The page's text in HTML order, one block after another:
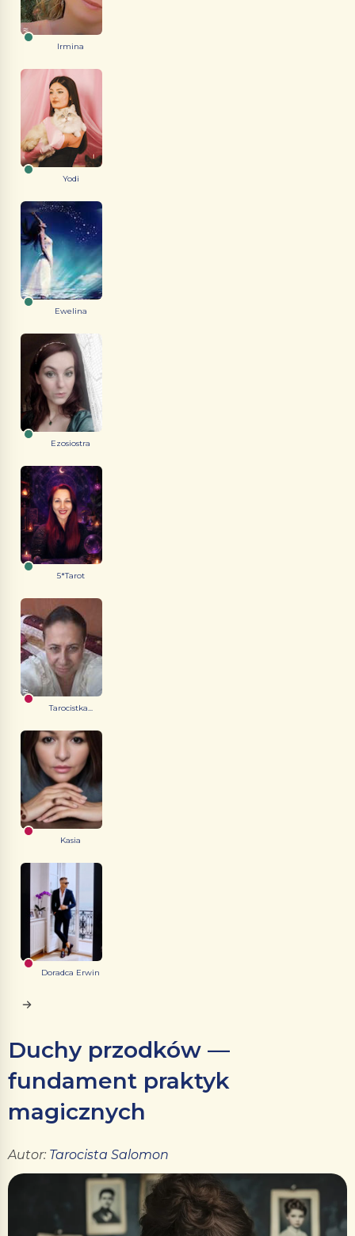
Irmina
Yodi
Ewelina
Ezosiostra
5*Tarot
Tarocistka...
Kasia
Doradca Erwin
Duchy przodków —
fundament praktyk
magicznych
Autor: Tarocista Salomon